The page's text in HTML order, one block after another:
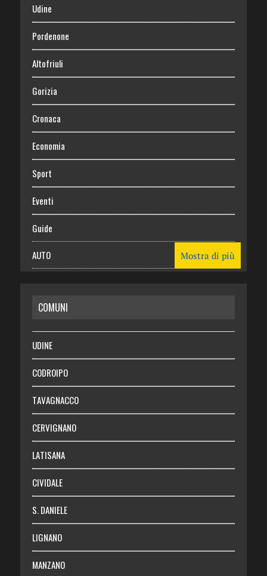
Udine
Pordenone
Altofriuli
Gorizia
Cronaca
Economia
Sport
Eventi
Guide
AUTO
RISPARMIO
SALUTE
Necrologie
Chi siamo
Abbonati
Login
Mostra di più
COMUNI
UDINE
CODROIPO
TAVAGNACCO
CERVIGNANO
LATISANA
CIVIDALE
S. DANIELE
LIGNANO
MANZANO